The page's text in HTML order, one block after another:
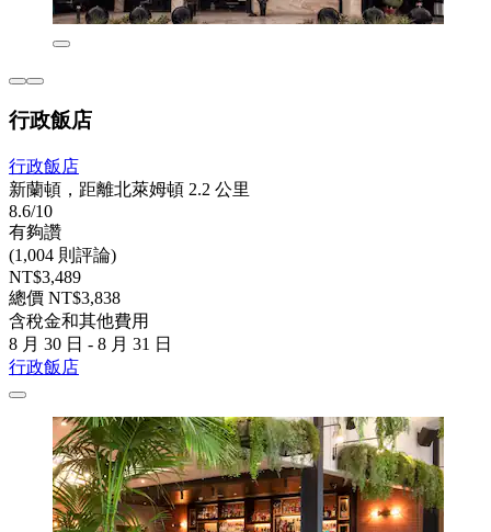
行政飯店
行政飯店
新蘭頓，距離北萊姆頓 2.2 公里
8.6/10
有夠讚
(1,004 則評論)
NT$3,489
總價 NT$3,838
含稅金和其他費用
8 月 30 日 - 8 月 31 日
行政飯店